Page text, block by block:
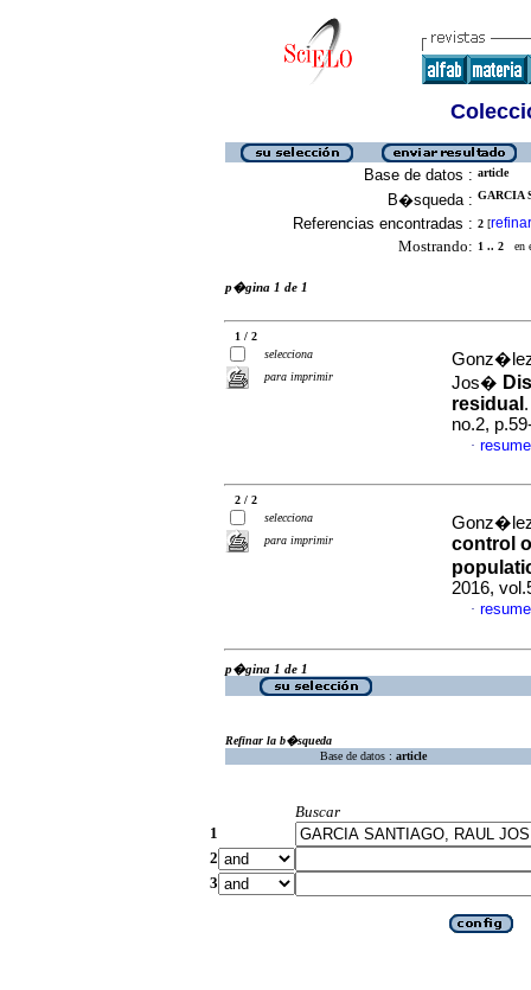
Base de datos : article
B�squeda : GARCIA
Referencias encontradas : 2 [refinar
Mostrando: 1 .. 2 en
p�gina 1 de 1
1 / 2
selecciona
para imprimir
Jos�
residual
no.2,
·
2 / 2
selecciona
para imprimir
control
2016,
·
p�gina 1 de 1
Refinar la b�squeda
Base de datos : article
Buscar
1
2
3